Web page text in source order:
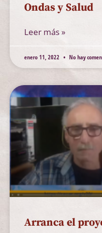
Ondas y Salud
Leer más »
enero 11, 2022 No hay
Arranca el